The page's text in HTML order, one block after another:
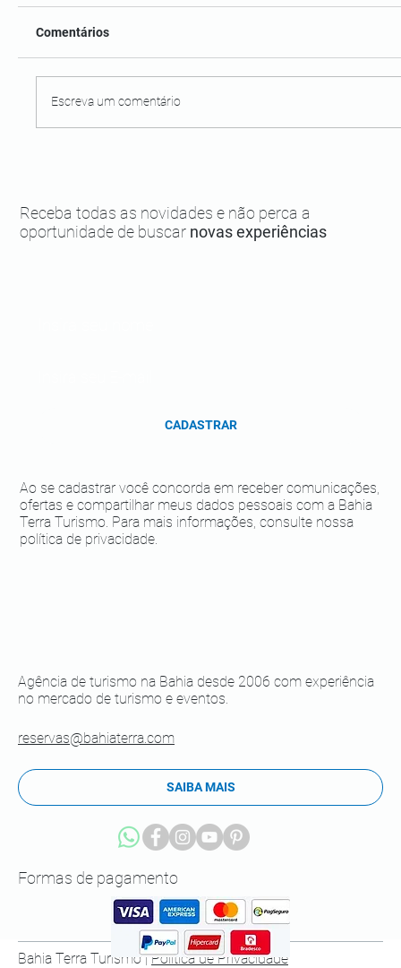
Comentários
Escreva um comentário
Bahia Terra Turismo |Política de Privacidade
Formas de pagamento
Agência de turismo na Bahia desde 2006 com experiência
no mercado de turismo e eventos.
SAIBA MAIS
reservas@bahiaterra.com
Receba todas as novidades e não perca a
oportunidade de buscar novas experiências
Ao se cadastrar você concorda em receber comunicações,
ofertas e compartilhar meus dados pessoais com a Bahia
Terra Turismo. Para mais informações, consulte nossa
política de privacidade.
CADASTRAR